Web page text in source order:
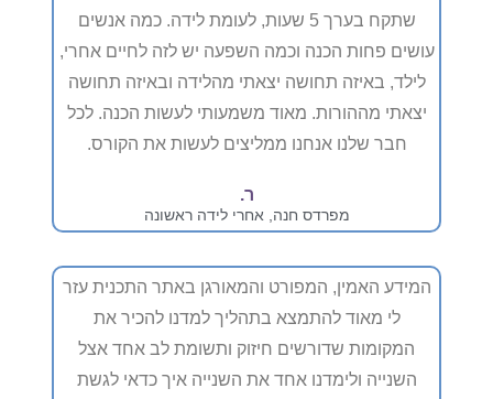
שתקח בערך 5 שעות, לעומת לידה. כמה אנשים
עושים פחות הכנה וכמה השפעה יש לזה לחיים אחרי,
לילד, באיזה תחושה יצאתי מהלידה ובאיזה תחושה
יצאתי מההורות. מאוד משמעותי לעשות הכנה. לכל
חבר שלנו אנחנו ממליצים לעשות את הקורס.
ר.
מפרדס חנה, אחרי לידה ראשונה
המידע האמין, המפורט והמאורגן באתר התכנית עזר
לי מאוד להתמצא בתהליך למדנו להכיר את
המקומות שדורשים חיזוק ותשומת לב אחד אצל
השנייה ולימדנו אחד את השנייה איך כדאי לגשת